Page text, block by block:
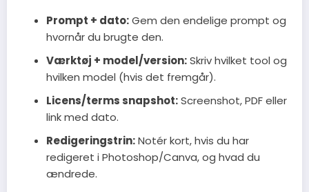
Prompt + dato:Gem den endelige prompt og
hvornår du brugte den.
Værktøj + model/version:Skriv hvilket tool og
hvilken model (hvis det fremgår).
Licens/terms snapshot:Screenshot, PDF eller
link med dato.
Redigeringstrin:Notér kort, hvis du har
redigeret i Photoshop/Canva, og hvad du
ændrede.